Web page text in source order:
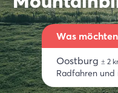
Was
Oostburg ± 2
Radfahren